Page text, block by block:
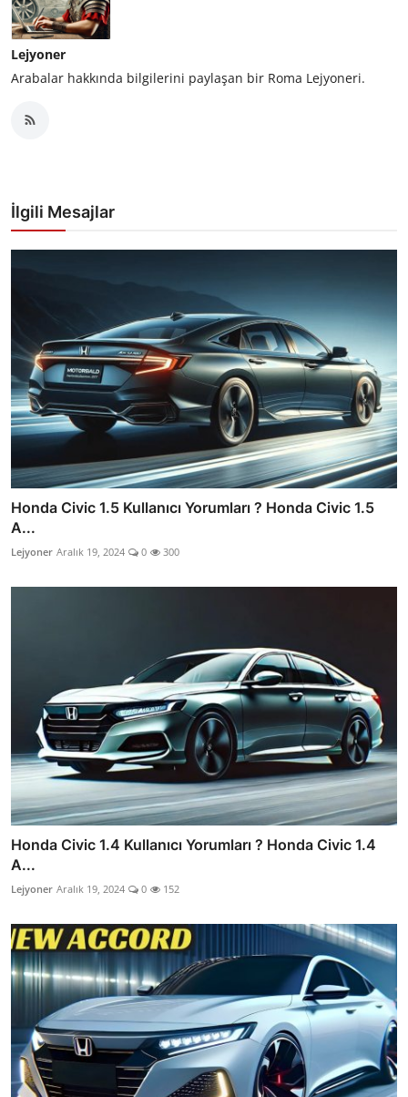
Lejyoner
Arabalar hakkında bilgilerini paylaşan bir Roma Lejyoneri.
İlgili Mesajlar
Honda Civic 1.5 Kullanıcı Yorumları ? Honda Civic 1.5
A...
Lejyoner Aralık 19, 2024 0 300
Honda Civic 1.4 Kullanıcı Yorumları ? Honda Civic 1.4
A...
Lejyoner Aralık 19, 2024 0 152